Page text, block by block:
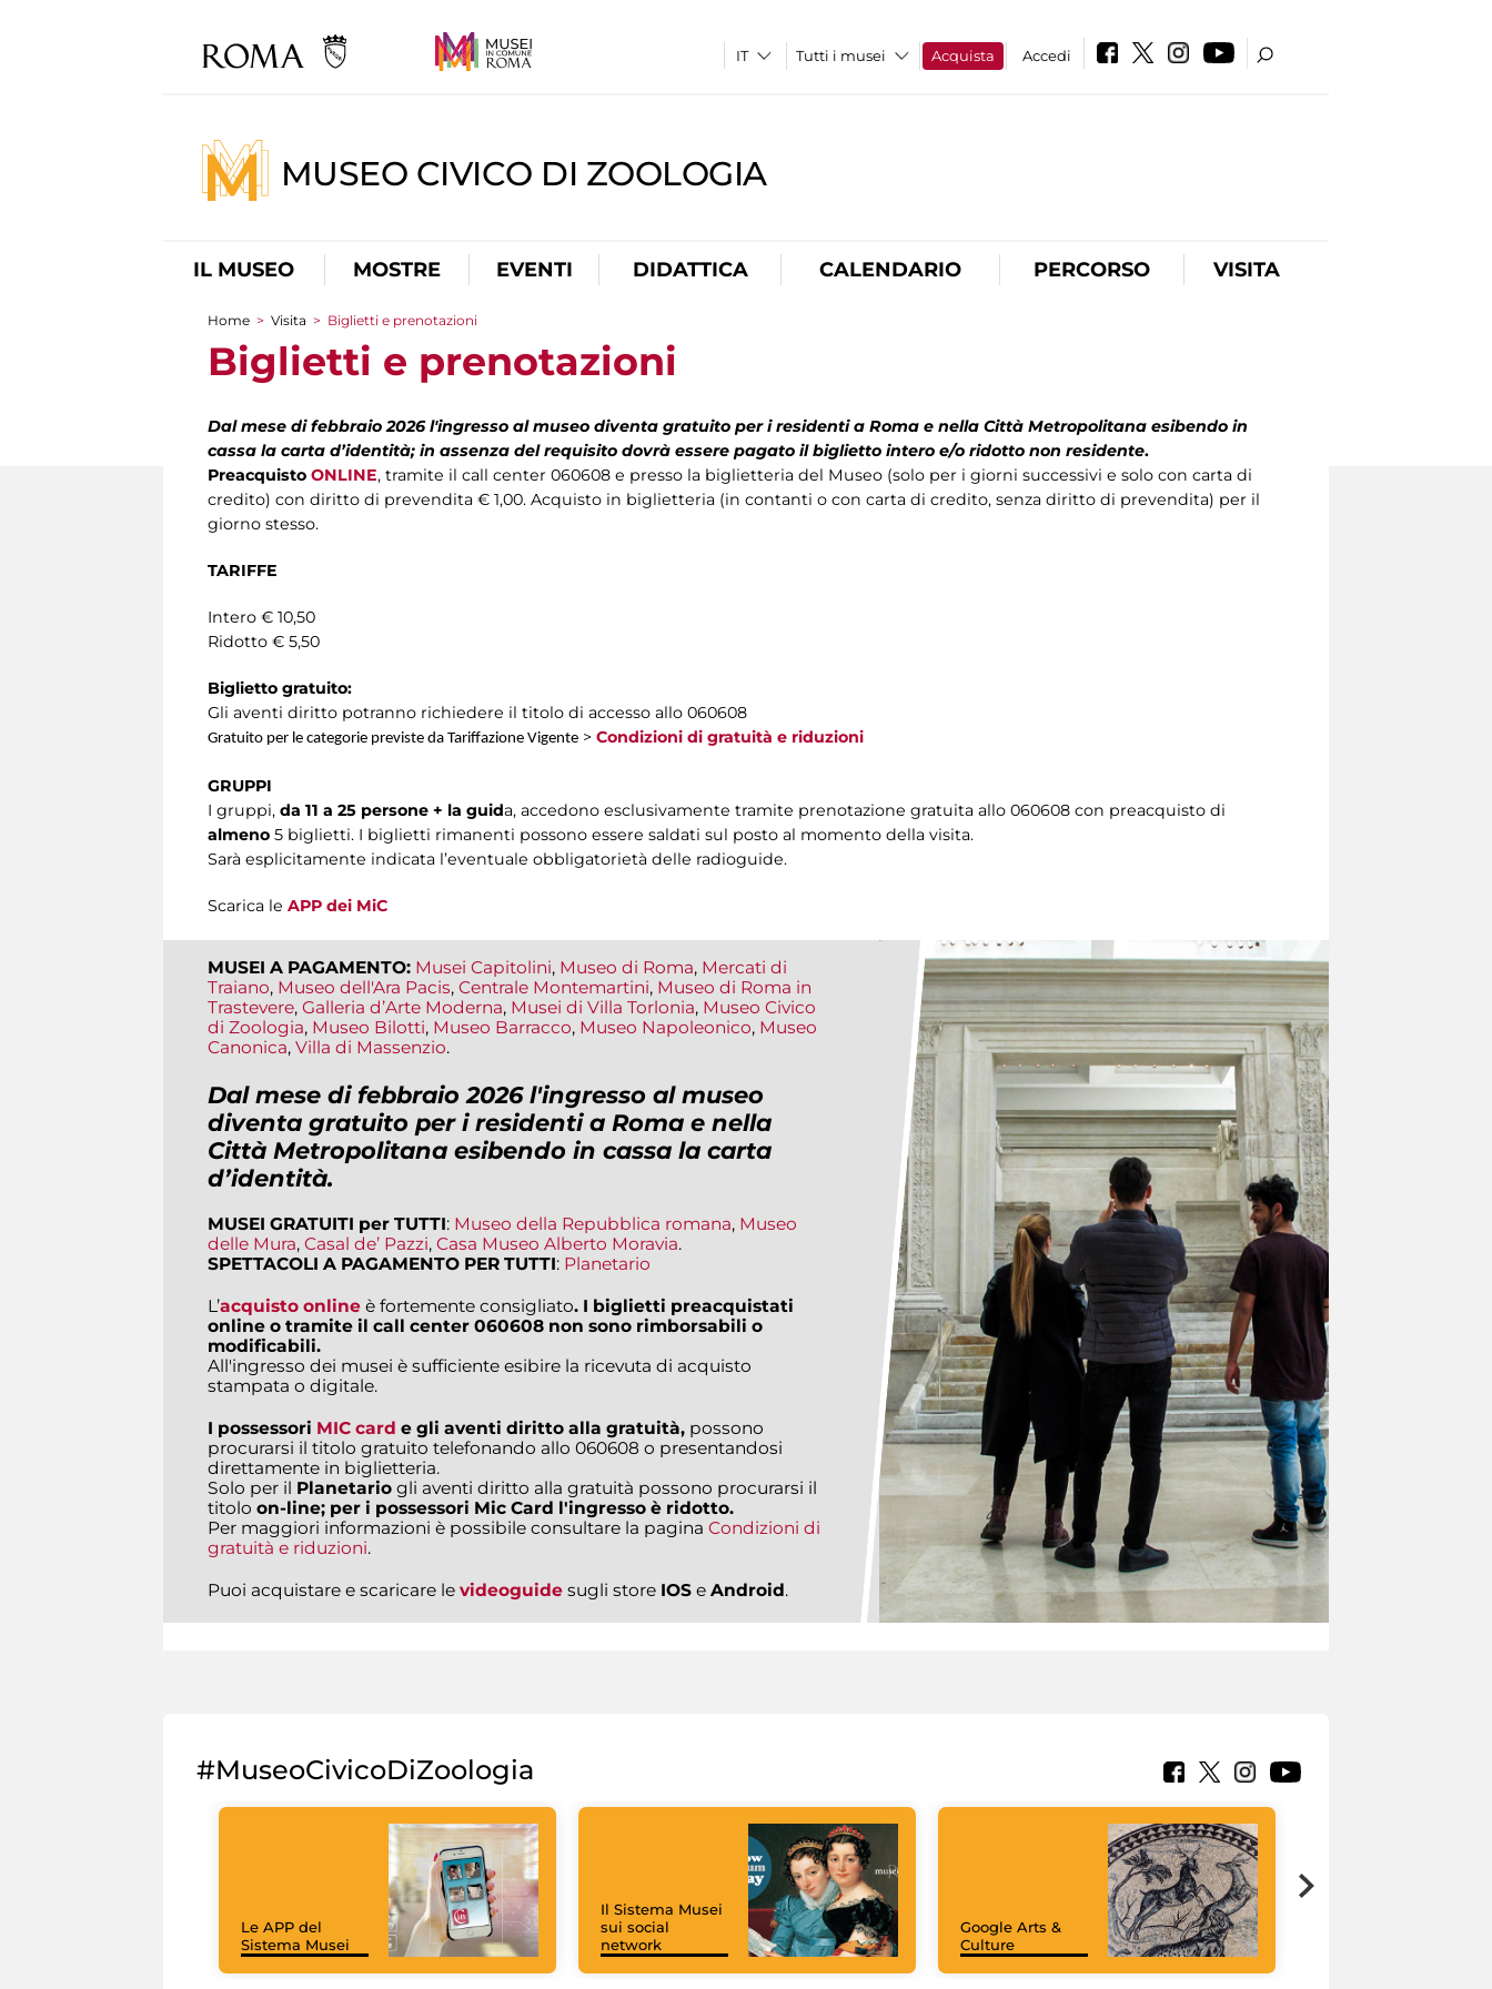
Tutti i musei Acquista Accedi
MUSEO CIVICO DI ZOOLOGIA
IL MUSEO MOSTRE EVENTI DIDATTICA CALENDARIO PERCORSO VISITA
Tu sei qui
Home > Visita > Biglietti e prenotazioni
Biglietti e prenotazioni
Dal mese di febbraio 2026 l'ingresso al museo diventa gratuito per i residenti a Roma e nella Città Metropolitana esibendo in
cassa la carta d’identità; in assenza del requisito dovrà essere pagato il biglietto intero e/o ridotto non residente.
Preacquisto ONLINE, tramite il call center 060608 e presso la biglietteria del Museo (solo per i giorni successivi e solo con carta di
credito) con diritto di prevendita € 1,00. Acquisto in biglietteria (in contanti o con carta di credito, senza diritto di prevendita) per il
giorno stesso.
TARIFFE
Intero € 10,50
Ridotto € 5,50
Biglietto gratuito:
Gli aventi diritto potranno richiedere il titolo di accesso allo 060608
Gratuito per le categorie previste da Tariffazione Vigente > Condizioni di gratuità e riduzioni
GRUPPI
I gruppi, da 11 a 25 persone + la guida, accedono esclusivamente tramite prenotazione gratuita allo 060608 con preacquisto di
almeno 5 biglietti. I biglietti rimanenti possono essere saldati sul posto al momento della visita.
Sarà esplicitamente indicata l’eventuale obbligatorietà delle radioguide.
Scarica le APP dei MiC
MUSEI A PAGAMENTO: Musei Capitolini, Museo di Roma, Mercati di
Traiano, Museo dell'Ara Pacis, Centrale Montemartini, Museo di Roma in
Trastevere, Galleria d’Arte Moderna, Musei di Villa Torlonia, Museo Civico
di Zoologia, Museo Bilotti, Museo Barracco, Museo Napoleonico, Museo
Canonica, Villa di Massenzio.
Dal mese di febbraio 2026 l'ingresso al museo
diventa gratuito per i residenti a Roma e nella
Città Metropolitana esibendo in cassa la carta
d’identità.
MUSEI GRATUITI per TUTTI: Museo della Repubblica romana, Museo
delle Mura, Casal de’ Pazzi, Casa Museo Alberto Moravia.
SPETTACOLI A PAGAMENTO PER TUTTI: Planetario
L’acquisto online è fortemente consigliato. I biglietti preacquistati
online o tramite il call center 060608 non sono rimborsabili o
modificabili.
All'ingresso dei musei è sufficiente esibire la ricevuta di acquisto
stampata o digitale.
I possessori MIC card e gli aventi diritto alla gratuità, possono
procurarsi il titolo gratuito telefonando allo 060608 o presentandosi
direttamente in biglietteria.
Solo per il Planetario gli aventi diritto alla gratuità possono procurarsi il
titolo on-line; per i possessori Mic Card l'ingresso è ridotto.
Per maggiori informazioni è possibile consultare la pagina Condizioni di
gratuità e riduzioni.
Puoi acquistare e scaricare le videoguide sugli store IOS e Android.
#MuseoCivicoDiZoologia
Le APP del
Sistema Musei
Il Sistema Musei
sui social
network
Google Arts &
Culture